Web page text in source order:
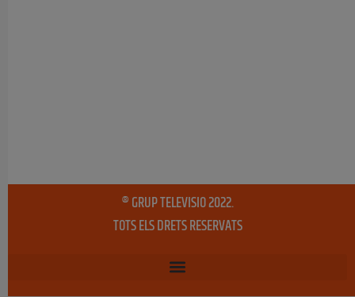
® GRUP TELEVISIO 2022.
TOTS ELS DRETS RESERVATS